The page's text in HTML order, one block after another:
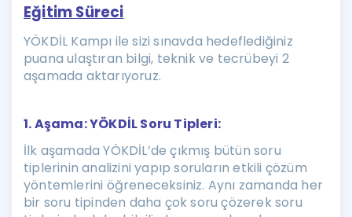
Eğitim Süreci
YÖKDİL Kampı ile sizi sınavda hedeflediğiniz
puana ulaştıran bilgi, teknik ve tecrübeyi 2
aşamada aktarıyoruz.
1. Aşama: YÖKDİL Soru Tipleri:
İlk aşamada YÖKDİL’de çıkmış bütün soru
tiplerinin analizini yapıp soruların etkili çözüm
yöntemlerini öğreneceksiniz. Aynı zamanda her
bir soru tipinden daha çok soru çözerek soru